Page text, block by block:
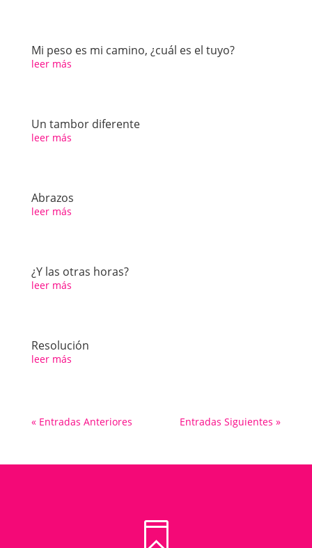
Mi peso es mi camino, ¿cuál es el tuyo?
leer más
Un tambor diferente
leer más
Abrazos
leer más
¿Y las otras horas?
leer más
Resolución
leer más
« Entradas Anteriores Entradas Siguientes »
